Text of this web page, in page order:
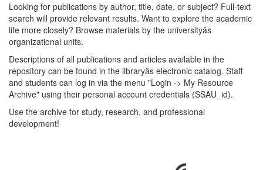
Looking for publications by author, title, date, or subject? Full-text
search will provide relevant results. Want to explore the academic
life more closely? Browse materials by the universityâs
organizational units.
Descriptions of all publications and articles available in the
repository can be found in the libraryâs electronic catalog. Staff
and students can log in via the menu "Login -> My Resource
Archive" using their personal account credentials (SSAU_id).
Use the archive for study, research, and professional
development!